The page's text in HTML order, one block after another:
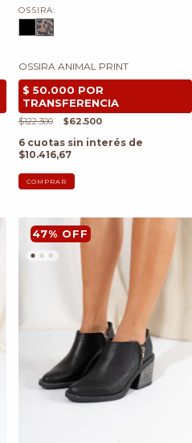
OSSIRA:
OSSIRA ANIMAL PRINT
$122.300 $62.500
6 cuotas sin interés de
$10.416,67
COMPRAR
47% OFF